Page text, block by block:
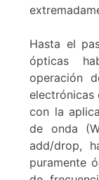
Hasta el
ópticas
operación
electrónicas
con la
de onda
add/drop,
puramente